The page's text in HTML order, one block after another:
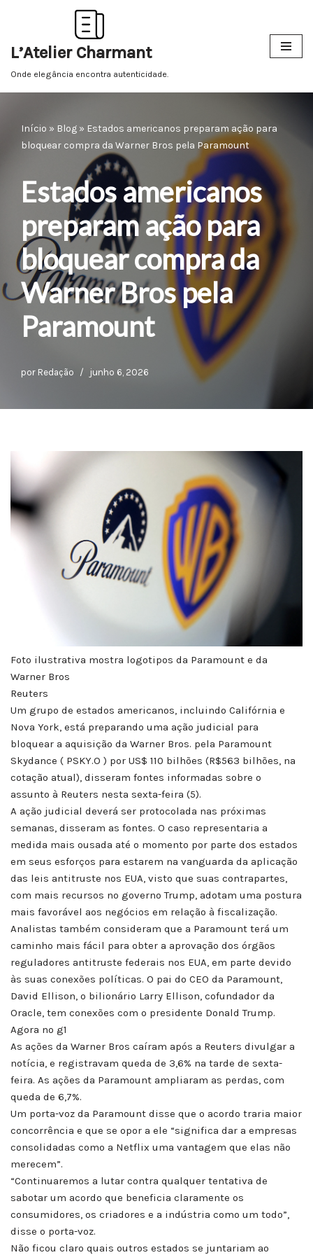
para
o
L’Atelier Charmant
Onde elegância encontra autenticidade.
Início » Blog » Estados americanos preparam ação para
bloquear compra da Warner Bros pela Paramount
Estados americanos
preparam ação para
bloquear compra da
Warner Bros pela
Paramount
por Redação junho 6, 2026
Foto ilustrativa mostra logotipos da Paramount e da
Warner Bros
Reuters
Um grupo de estados americanos, incluindo Califórnia e
Nova York, está preparando uma ação judicial para
bloquear a aquisição da Warner Bros. pela Paramount
Skydance ( PSKY.O ) por US$ 110 bilhões (R$563 bilhões, na
cotação atual), disseram fontes informadas sobre o
assunto à Reuters nesta sexta-feira (5).
A ação judicial deverá ser protocolada nas próximas
semanas, disseram as fontes. O caso representaria a
medida mais ousada até o momento por parte dos estados
em seus esforços para estarem na vanguarda da aplicação
das leis antitruste nos EUA, visto que suas contrapartes,
com mais recursos no governo Trump, adotam uma postura
mais favorável aos negócios em relação à fiscalização.
Analistas também consideram que a Paramount terá um
caminho mais fácil para obter a aprovação dos órgãos
reguladores antitruste federais nos EUA, em parte devido
às suas conexões políticas. O pai do CEO da Paramount,
David Ellison, o bilionário Larry Ellison, cofundador da
Oracle, tem conexões com o presidente Donald Trump.
Agora no g1
As ações da Warner Bros caíram após a Reuters divulgar a
notícia, e registravam queda de 3,6% na tarde de sexta-
feira. As ações da Paramount ampliaram as perdas, com
queda de 6,7%.
Um porta-voz da Paramount disse que o acordo traria maior
concorrência e que se opor a ele “significa dar a empresas
consolidadas como a Netflix uma vantagem que elas não
merecem”.
“Continuaremos a lutar contra qualquer tentativa de
sabotar um acordo que beneficia claramente os
consumidores, os criadores e a indústria como um todo”,
disse o porta-voz.
Não ficou claro quais outros estados se juntariam ao